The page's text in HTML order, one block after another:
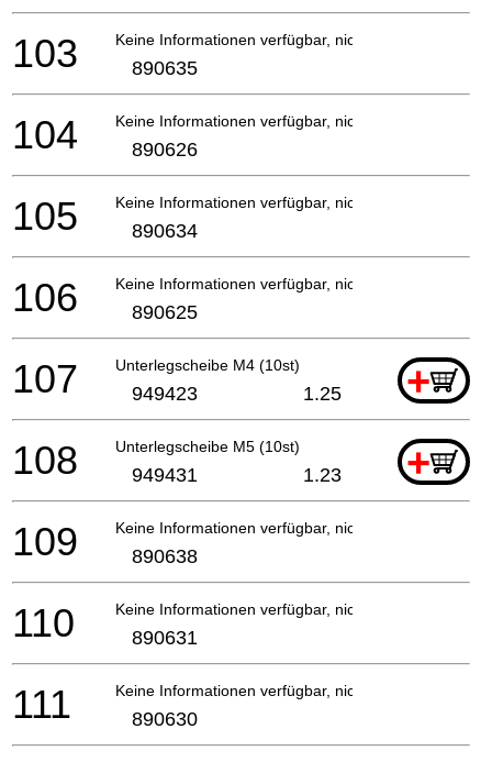
Keine Informationen verfügbar, nicht bestellbar
103 890635
Keine Informationen verfügbar, nicht bestellbar
104 890626
Keine Informationen verfügbar, nicht bestellbar
105 890634
Keine Informationen verfügbar, nicht bestellbar
106 890625
Unterlegscheibe M4 (10st) +
107 949423 1.25
Unterlegscheibe M5 (10st) +
108 949431 1.23
Keine Informationen verfügbar, nicht bestellbar
109 890638
Keine Informationen verfügbar, nicht bestellbar
110 890631
Keine Informationen verfügbar, nicht bestellbar
111 890630